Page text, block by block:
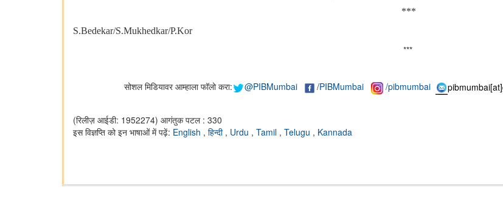
***
S.Bedekar/S.Mukhedkar/P.Kor
***
सोशल मिडियावर आम्हाला फॉलो करा: @PIBMumbai /PIBMumbai /pibmumbai
(रिलीज़ आईडी: 1952274) आगंतुक पटल : 330
इस विज्ञप्ति को इन भाषाओं में पढ़ें: English , हिन्दी , Urdu , Tamil , Telugu , Kannada